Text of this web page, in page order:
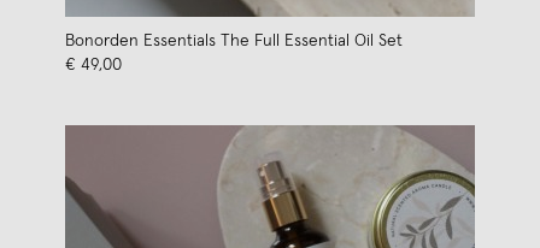
Bonorden Essentials The Full Essential Oil Set
€ 49,00